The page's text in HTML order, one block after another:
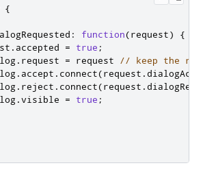
{
: function(request)
{
. accepted = true ;
. request = request
// keep the
. accept . connect(request .
. reject . connect(request .
.visible = true ;